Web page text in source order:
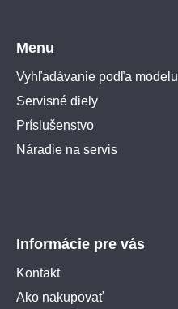
Menu
Vyhľadávanie podľa modelu
Servisné diely
Príslušenstvo
Náradie na servis
Informácie pre vás
Kontakt
Ako nakupovať